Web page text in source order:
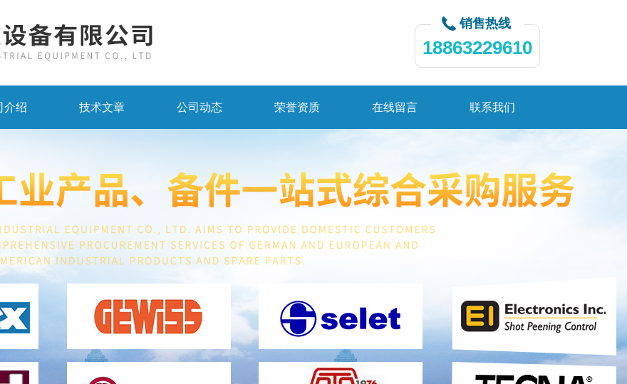
销售热线
18863229610
介绍 技术文章 公司动态 荣誉资质 在线留言 联系我们